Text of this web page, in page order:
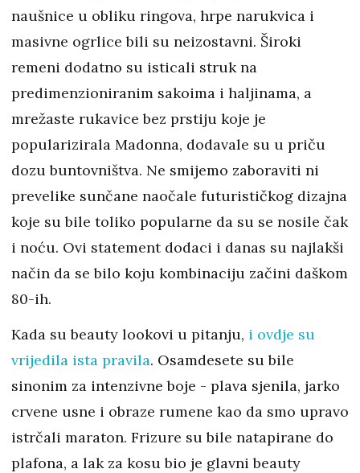
naušnice u obliku ringova, hrpe narukvica i
masivne ogrlice bili su neizostavni. Široki
remeni dodatno su isticali struk na
predimenzioniranim sakoima i haljinama, a
mrežaste rukavice bez prstiju koje je
popularizirala Madonna, dodavale su u priču
dozu buntovništva. Ne smijemo zaboraviti ni
prevelike sunčane naočale futurističkog dizajna
koje su bile toliko popularne da su se nosile čak
i noću. Ovi statement dodaci i danas su najlakši
način da se bilo koju kombinaciju začini daškom
80-ih.
Kada su beauty lookovi u pitanju, i ovdje su
vrijedila ista pravila. Osamdesete su bile
sinonim za intenzivne boje - plava sjenila, jarko
crvene usne i obraze rumene kao da smo upravo
istrčali maraton. Frizure su bile natapirane do
plafona, a lak za kosu bio je glavni beauty